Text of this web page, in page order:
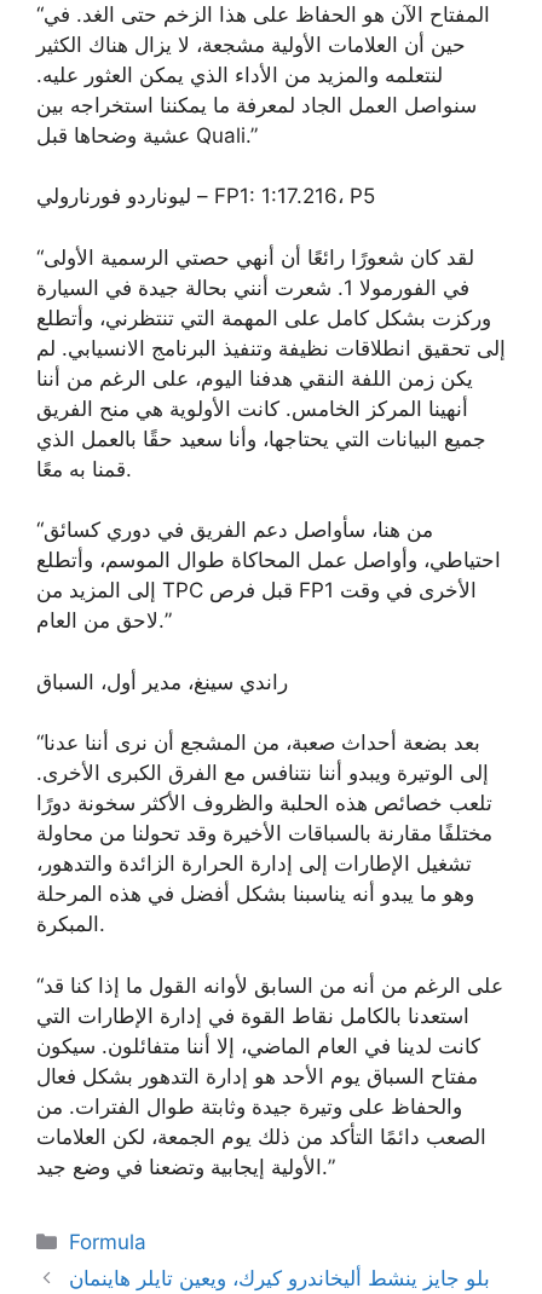
“المفتاح الآن هو الحفاظ على هذا الزخم حتى الغد. في
حين أن العلامات الأولية مشجعة، لا يزال هناك الكثير
لنتعلمه والمزيد من الأداء الذي يمكن العثور عليه.
سنواصل العمل الجاد لمعرفة ما يمكننا استخراجه بين
عشية وضحاها قبل Quali.”
ليوناردو فورنارولي – FP1: 1:17.216، P5
“لقد كان شعورًا رائعًا أن أنهي حصتي الرسمية الأولى
في الفورمولا 1. شعرت أنني بحالة جيدة في السيارة
وركزت بشكل كامل على المهمة التي تنتظرني، وأتطلع
إلى تحقيق انطلاقات نظيفة وتنفيذ البرنامج الانسيابي. لم
يكن زمن اللفة النقي هدفنا اليوم، على الرغم من أننا
أنهينا المركز الخامس. كانت الأولوية هي منح الفريق
جميع البيانات التي يحتاجها، وأنا سعيد حقًا بالعمل الذي
قمنا به معًا.
“من هنا، سأواصل دعم الفريق في دوري كسائق
احتياطي، وأواصل عمل المحاكاة طوال الموسم، وأتطلع
إلى المزيد من TPC قبل فرص FP1 الأخرى في وقت
لاحق من العام.”
راندي سينغ، مدير أول، السباق
“بعد بضعة أحداث صعبة، من المشجع أن نرى أننا عدنا
إلى الوتيرة ويبدو أننا نتنافس مع الفرق الكبرى الأخرى.
تلعب خصائص هذه الحلبة والظروف الأكثر سخونة دورًا
مختلفًا مقارنة بالسباقات الأخيرة وقد تحولنا من محاولة
تشغيل الإطارات إلى إدارة الحرارة الزائدة والتدهور،
وهو ما يبدو أنه يناسبنا بشكل أفضل في هذه المرحلة
المبكرة.
“على الرغم من أنه من السابق لأوانه القول ما إذا كنا قد
استعدنا بالكامل نقاط القوة في إدارة الإطارات التي
كانت لدينا في العام الماضي، إلا أننا متفائلون. سيكون
مفتاح السباق يوم الأحد هو إدارة التدهور بشكل فعال
والحفاظ على وتيرة جيدة وثابتة طوال الفترات. من
الصعب دائمًا التأكد من ذلك يوم الجمعة، لكن العلامات
الأولية إيجابية وتضعنا في وضع جيد.”
Categories
Formula
بلو جايز ينشط أليخاندرو كيرك، ويعين تايلر هاينمان